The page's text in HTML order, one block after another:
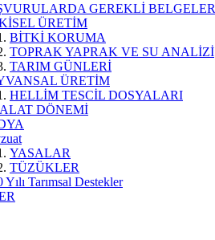
GEREKLİ BELGELER
ÜRETİM
BİTKİ KORUMA
TOPRAK YAPRAK VE SU ANALİZİ
TARIM GÜNLERİ
ÜRETİM
HELLİM TESCİL DOSYALARI
DÖNEMİ
YASALAR
TÜZÜKLER
Yılı Tarımsal Destekler